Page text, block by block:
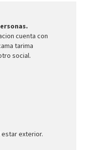
cuenta con
tarima
social.
estar exterior.